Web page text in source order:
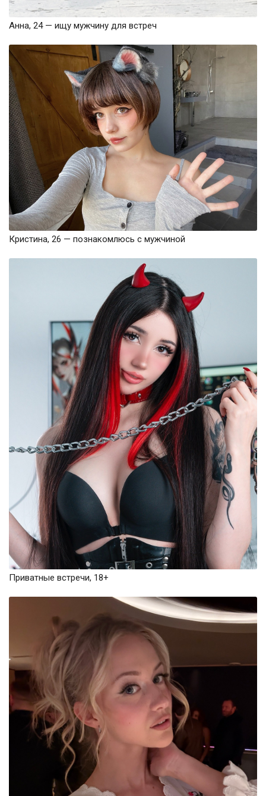
Анна, 24 — ищу мужчину для встреч
Кристина, 26 — познакомлюсь с мужчиной
Приватные встречи, 18+